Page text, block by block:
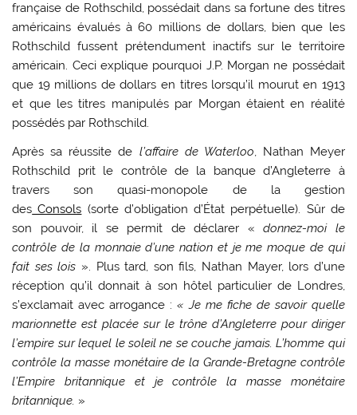
française de Rothschild, possédait dans sa fortune des titres
américains évalués à 60 millions de dollars, bien que les
Rothschild fussent prétendument inactifs sur le territoire
américain. Ceci explique pourquoi J.P. Morgan ne possédait
que 19 millions de dollars en titres lorsqu’il mourut en 1913
et que les titres manipulés par Morgan étaient en réalité
possédés par Rothschild.
Après sa réussite de l’affaire de Waterloo , Nathan Meyer
Rothschild prit le contrôle de la banque d’Angleterre à
travers son quasi-monopole de la gestion
des Consols (sorte d’obligation d’État perpétuelle). Sûr de
son pouvoir, il se permit de déclarer « donnez-moi le
contrôle de la monnaie d’une nation et je me moque de qui
fait ses lois ». Plus tard, son fils, Nathan Mayer, lors d’une
réception qu’il donnait à son hôtel particulier de Londres,
s’exclamait avec arrogance :« Je me fiche de savoir quelle
marionnette est placée sur le trône d’Angleterre pour diriger
l’empire sur lequel le soleil ne se couche jamais. L’homme qui
contrôle la masse monétaire de la Grande-Bretagne contrôle
l’Empire britannique et je contrôle la masse monétaire
britannique. »